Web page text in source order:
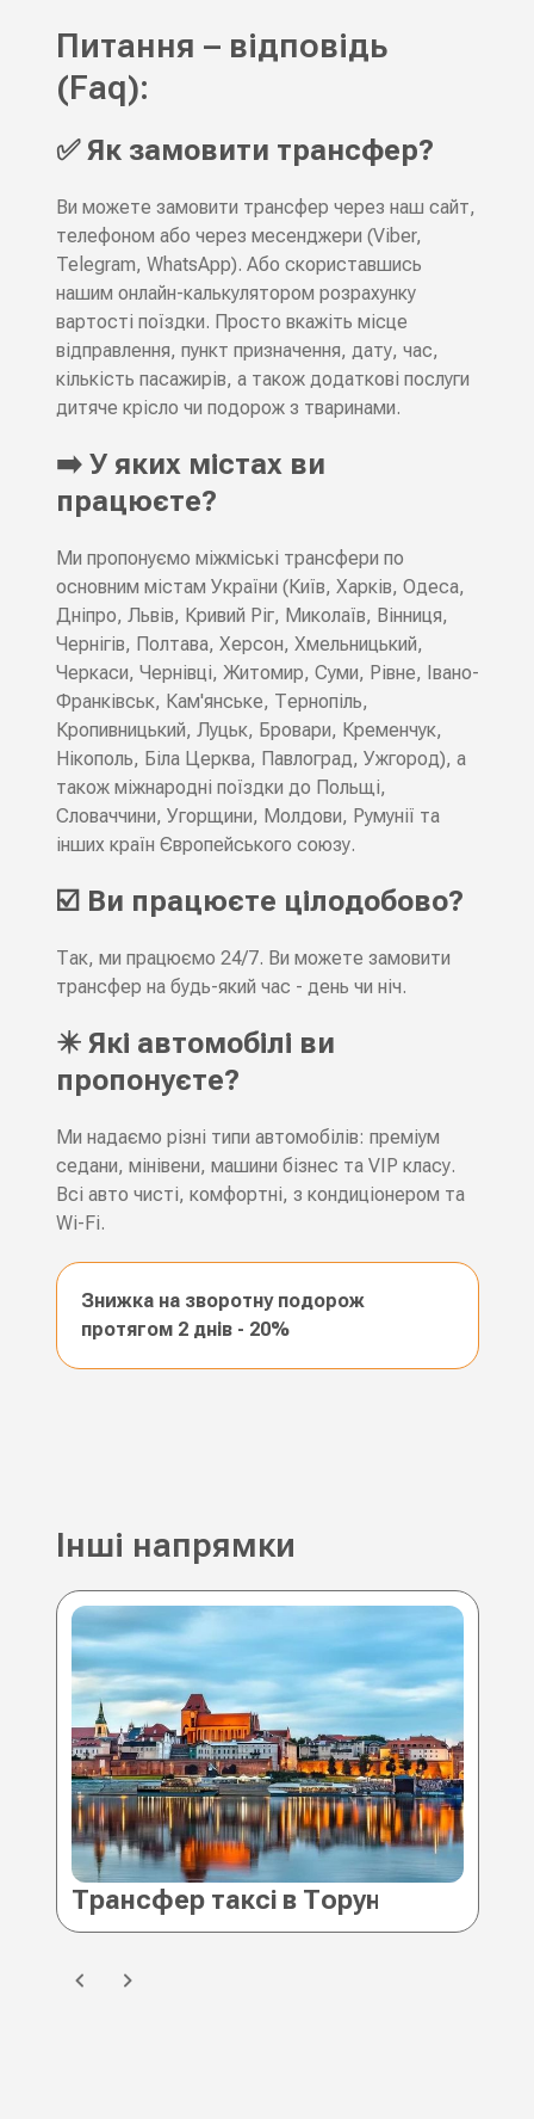
Питання – відповідь
(Faq):
✅ Як замовити трансфер?
Ви можете замовити трансфер через наш сайт,
телефоном або через месенджери (Viber,
Telegram, WhatsApp). Або скориставшись
нашим онлайн-калькулятором розрахунку
вартості поїздки. Просто вкажіть місце
відправлення, пункт призначення, дату, час,
кількість пасажирів, а також додаткові послуги
дитяче крісло чи подорож з тваринами.
➡️ У яких містах ви
працюєте?
Ми пропонуємо міжміські трансфери по
основним містам України (Київ, Харків, Одеса,
Дніпро, Львів, Кривий Ріг, Миколаїв, Вінниця,
Чернігів, Полтава, Херсон, Хмельницький,
Черкаси, Чернівці, Житомир, Суми, Рівне, Івано-
Франківськ, Кам'янське, Тернопіль,
Кропивницький, Луцьк, Бровари, Кременчук,
Нікополь, Біла Церква, Павлоград, Ужгород), а
також міжнародні поїздки до Польщі,
Словаччини, Угорщини, Молдови, Румунії та
інших країн Європейського союзу.
☑️ Ви працюєте цілодобово?
Так, ми працюємо 24/7. Ви можете замовити
трансфер на будь-який час - день чи ніч.
✴️ Які автомобілі ви
пропонуєте?
Ми надаємо різні типи автомобілів: преміум
седани, мінівени, машини бізнес та VIP класу.
Всі авто чисті, комфортні, з кондиціонером та
Wi-Fi.
Знижка на зворотну подорож
протягом 2 днів - 20%
Інші напрямки
Трансфер таксі в Торунь (Польща)